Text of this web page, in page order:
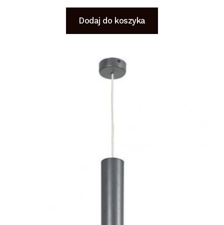
Dodaj do koszyka